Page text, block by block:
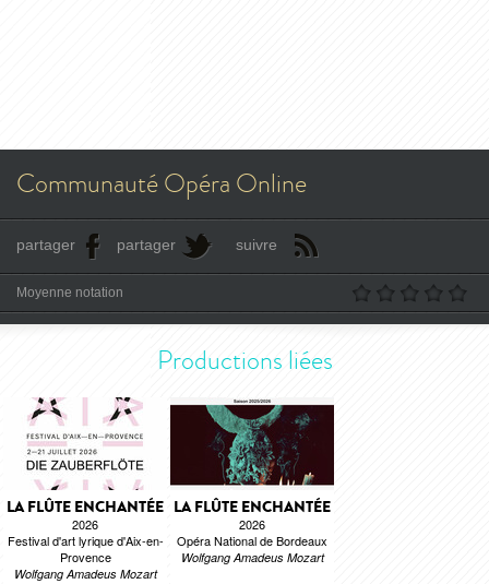
Communauté Opéra Online
partager partager suivre
Moyenne notation
Productions liées
LA FLÛTE ENCHANTÉE
2026
Festival d'art lyrique d'Aix-en-
Provence
Wolfgang Amadeus Mozart
LA FLÛTE ENCHANTÉE
2026
Opéra National de Bordeaux
Wolfgang Amadeus Mozart